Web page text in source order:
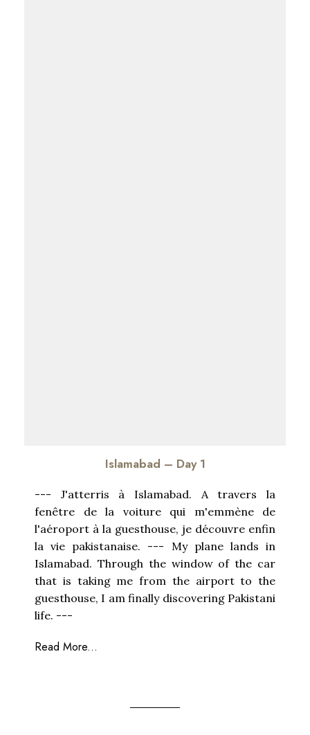
Islamabad – Day 1
--- J'atterris à Islamabad. A travers la
fenêtre de la voiture qui m'emmène de
l'aéroport à la guesthouse, je découvre enfin
la vie pakistanaise. --- My plane lands in
Islamabad. Through the window of the car
that is taking me from the airport to the
guesthouse, I am finally discovering Pakistani
life. ---
Read More...